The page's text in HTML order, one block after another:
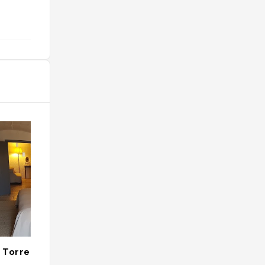
Coccaro